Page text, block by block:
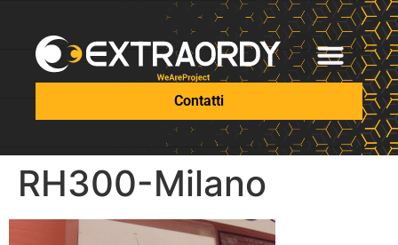
Contatti
RH300-Milano